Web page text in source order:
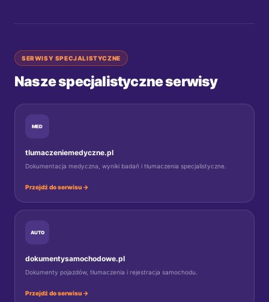
SERWISY SPECJALISTYCZNE
Nasze specjalistyczne serwisy
MED
tlumaczeniemedyczne.pl
Dokumentacja medyczna, wyniki badań i tłumaczenia specjalistyczne.
Przejdź do serwisu →
AUTO
dokumentysamochodowe.pl
Dokumenty pojazdów, tłumaczenia i rejestracja samochodu.
Przejdź do serwisu →